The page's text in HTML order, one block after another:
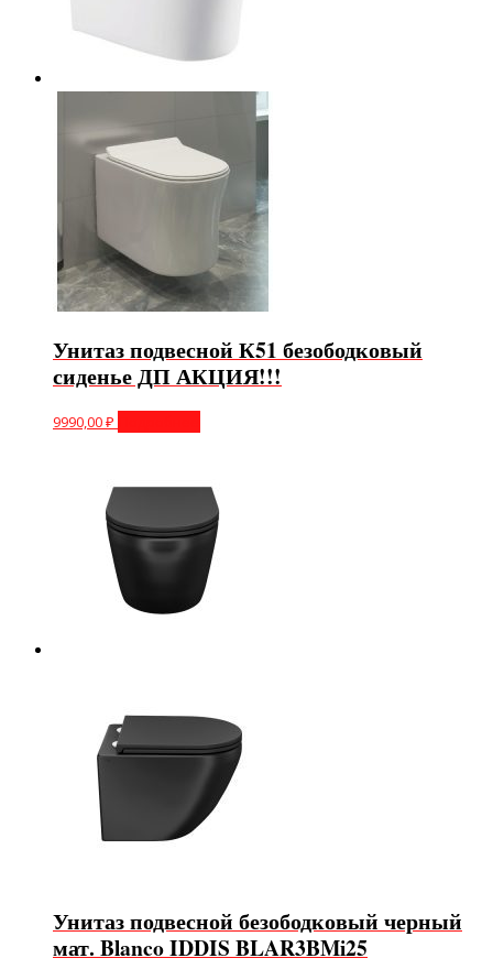
Унитаз подвесной К51 безободковый
сиденье ДП АКЦИЯ!!!
9990,00₽
Унитаз подвесной безободковый черный
мат. Blanco IDDIS BLAR3BMi25